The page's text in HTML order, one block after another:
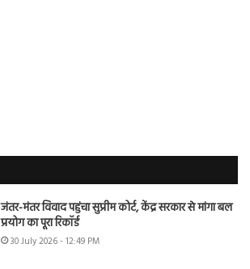
जंतर-मंतर विवाद पहुंचा सुप्रीम कोर्ट, केंद्र सरकार से मांगा बल
प्रयोग का पूरा रिकॉर्ड
30 July 2026 - 12:49 PM